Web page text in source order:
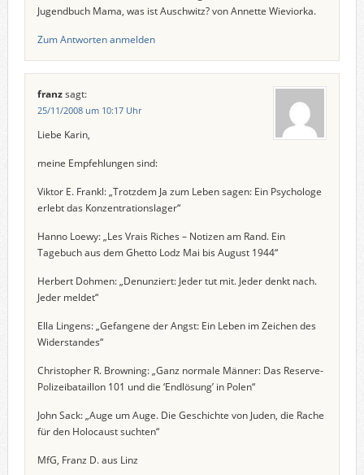
Jugendbuch Mama, was ist Auschwitz? von Annette Wieviorka.
Zum Antworten anmelden
franzsagt:
25/11/2008 um 10:17 Uhr
Liebe Karin,
meine Empfehlungen sind:
Viktor E. Frankl: „Trotzdem Ja zum Leben sagen: Ein Psychologe
erlebt das Konzentrationslager“
Hanno Loewy: „Les Vrais Riches – Notizen am Rand. Ein
Tagebuch aus dem Ghetto Lodz Mai bis August 1944“
Herbert Dohmen: „Denunziert: Jeder tut mit. Jeder denkt nach.
Jeder meldet“
Ella Lingens: „Gefangene der Angst: Ein Leben im Zeichen des
Widerstandes“
Christopher R. Browning: „Ganz normale Männer: Das Reserve-
Polizeibataillon 101 und die ‘Endlösung’ in Polen“
John Sack: „Auge um Auge. Die Geschichte von Juden, die Rache
für den Holocaust suchten“
MfG, Franz D. aus Linz